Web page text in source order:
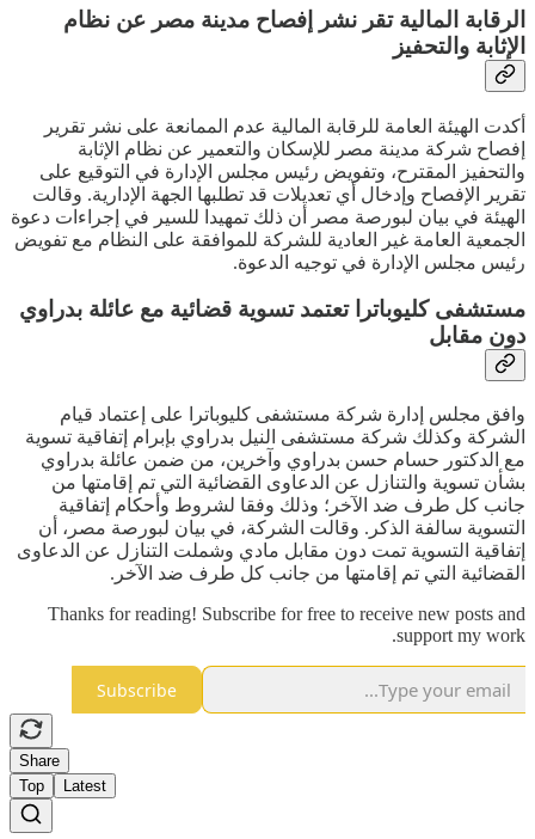
الرقابة المالية تقر نشر إفصاح مدينة مصر عن نظام
الإثابة والتحفيز
أكدت الهيئة العامة للرقابة المالية عدم الممانعة على نشر تقرير
إفصاح شركة مدينة مصر للإسكان والتعمير عن نظام الإثابة
والتحفيز المقترح، وتفويض رئيس مجلس الإدارة في التوقيع على
تقرير الإفصاح وإدخال أي تعديلات قد تطلبها الجهة الإدارية. وقالت
الهيئة في بيان لبورصة مصر أن ذلك تمهيدا للسير في إجراءات دعوة
الجمعية العامة غير العادية للشركة للموافقة على النظام مع تفويض
رئيس مجلس الإدارة في توجيه الدعوة.
مستشفى كليوباترا تعتمد تسوية قضائية مع عائلة بدراوي
دون مقابل
وافق مجلس إدارة شركة مستشفى كليوباترا على إعتماد قيام
الشركة وكذلك شركة مستشفى النيل بدراوي بإبرام إتفاقية تسوية
مع الدكتور حسام حسن بدراوي وآخرين، من ضمن عائلة بدراوي
بشأن تسوية والتنازل عن الدعاوى القضائية التي تم إقامتها من
جانب كل طرف ضد الآخر؛ وذلك وفقا لشروط وأحكام إتفاقية
التسوية سالفة الذكر. وقالت الشركة، في بيان لبورصة مصر، أن
إتفاقية التسوية تمت دون مقابل مادي وشملت التنازل عن الدعاوى
القضائية التي تم إقامتها من جانب كل طرف ضد الآخر.
Thanks for reading! Subscribe for free to receive new posts and
support my work.
Subscribe
Share
Top
Latest